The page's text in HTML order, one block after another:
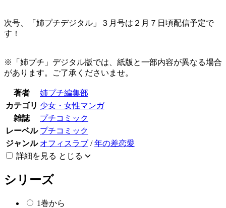
次号、「姉プチデジタル」３月号は２月７日頃配信予定で
す！
※「姉プチ」デジタル版では、紙版と一部内容が異なる場合
があります。ご了承くださいませ。
著者
姉プチ編集部
カテゴリ 少女・女性マンガ
雑誌
プチコミック
レーベル プチコミック
ジャンル オフィスラブ /年の差恋愛
詳細を見る とじる
シリーズ
1巻から